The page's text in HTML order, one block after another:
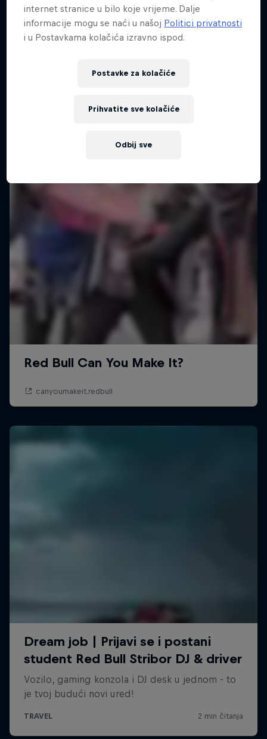
internet stranice u bilo koje vrijeme. Dalje
informacije mogu se naći u našoj Politici privatnosti
i u Postavkama kolačića izravno ispod.
Postavke za kolačiće
Odbij sve
Prihvatite sve kolačiće